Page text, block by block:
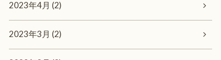
2023年4月 (2)
2023年3月 (2)